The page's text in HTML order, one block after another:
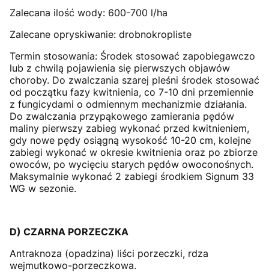
Zalecana ilość wody: 600-700 l/ha
Zalecane opryskiwanie: drobnokropliste
Termin stosowania: Środek stosować zapobiegawczo
lub z chwilą pojawienia się pierwszych objawów
choroby. Do zwalczania szarej pleśni środek stosować
od początku fazy kwitnienia, co 7-10 dni przemiennie
z fungicydami o odmiennym mechanizmie działania.
Do zwalczania przypąkowego zamierania pędów
maliny pierwszy zabieg wykonać przed kwitnieniem,
gdy nowe pędy osiągną wysokość 10-20 cm, kolejne
zabiegi wykonać w okresie kwitnienia oraz po zbiorze
owoców, po wycięciu starych pędów owoconośnych.
Maksymalnie wykonać 2 zabiegi środkiem Signum 33
WG w sezonie.
D) CZARNA PORZECZKA
Antraknoza (opadzina) liści porzeczki, rdza
wejmutkowo-porzeczkowa.